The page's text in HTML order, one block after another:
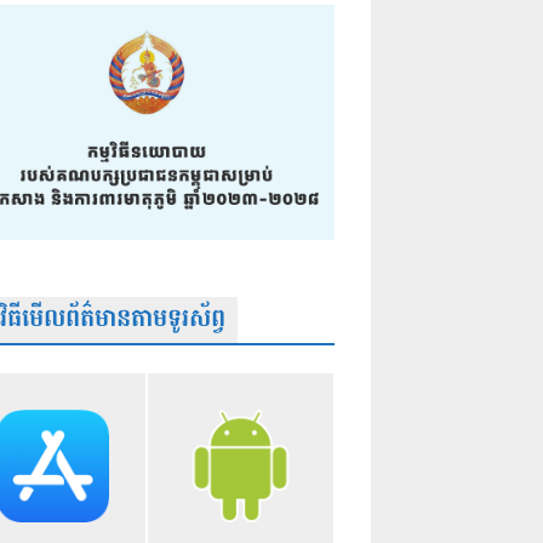
ធីមើលព័ត៌មានតាមទូរស័ព្វ